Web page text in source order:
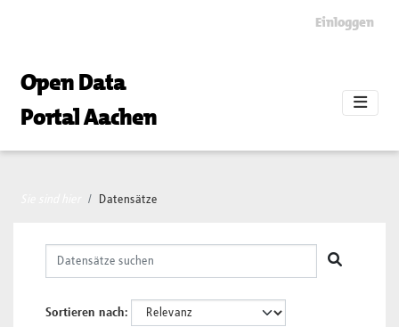
Einloggen
Open Data
Portal Aachen
Datensätze
Sortieren nach